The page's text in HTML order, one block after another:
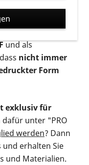
werden in
zur
Variante
und als
nicht immer
Form
exklusiv für
dafür unter "PRO
werden? Dann
und erhalten Sie
und Materialien.